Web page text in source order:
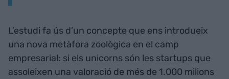
L’estudi fa ús d’un concepte que ens introdueix
una nova metàfora zoològica en el camp
empresarial: si els unicorns són les startups que
assoleixen una valoració de més de 1.000 milions